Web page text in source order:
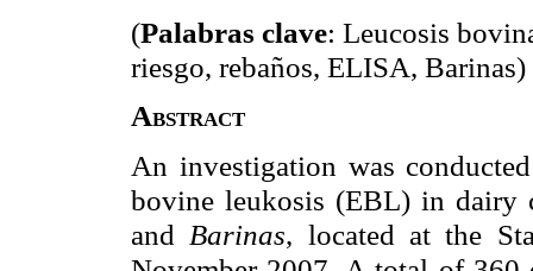
(Palabras clave: Leucosis
riesgo, rebaños, ELISA, Barinas)
Abstract
An investigation was
bovine leukosis (EBL) in
and Barinas, located at the